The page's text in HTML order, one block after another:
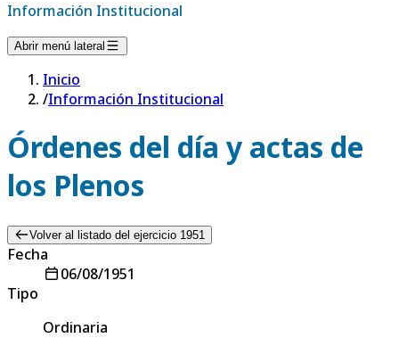
Información Institucional
Abrir menú lateral
Inicio
/Información Institucional
Órdenes del día y actas de
los Plenos
Volver al listado del ejercicio 1951
Fecha
06/08/1951
Tipo
Ordinaria